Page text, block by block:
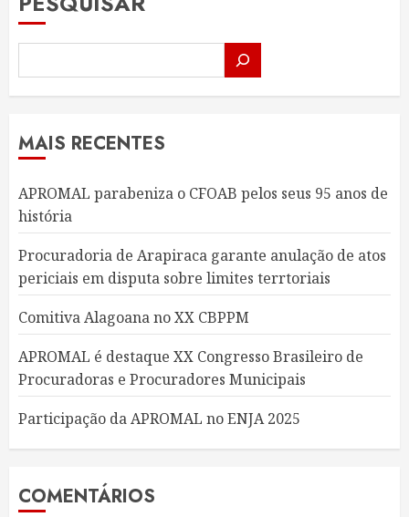
MAIS RECENTES
APROMAL parabeniza o CFOAB pelos seus 95 anos de
história
Procuradoria de Arapiraca garante anulação de atos
periciais em disputa sobre limites terrtoriais
Comitiva Alagoana no XX CBPPM
APROMAL é destaque XX Congresso Brasileiro de
Procuradoras e Procuradores Municipais
Participação da APROMAL no ENJA 2025
COMENTÁRIOS